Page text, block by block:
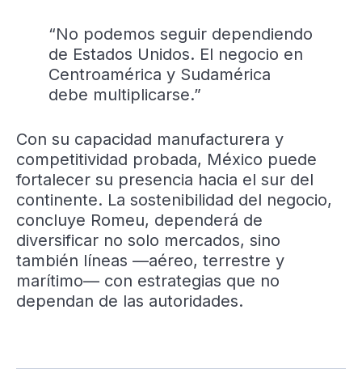
“No podemos seguir dependiendo
de Estados Unidos. El negocio en
Centroamérica y Sudamérica
debe multiplicarse.”
Con su capacidad manufacturera y
competitividad probada, México puede
fortalecer su presencia hacia el sur del
continente. La sostenibilidad del negocio,
concluye Romeu, dependerá de
diversificar no solo mercados, sino
también líneas —aéreo, terrestre y
marítimo— con estrategias que no
dependan de las autoridades.